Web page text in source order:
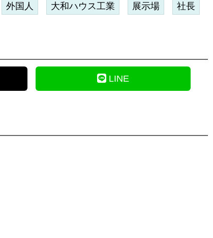
外国人 大和ハウス工業 展示場 社長
LINE